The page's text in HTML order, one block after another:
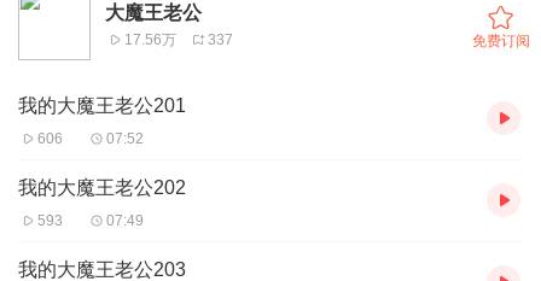
大魔王老公
17.56万 337 免费订阅
我的大魔王老公201
606 07:52
我的大魔王老公202
593 07:49
我的大魔王老公203